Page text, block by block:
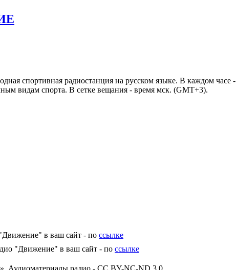
спортивная радиостанция на русском языке. В каждом
видам спорта. В сетке вещания - время мск. (GMT+3).
в ваш сайт - по ссылке
"Движение" в ваш сайт - по ссылке
Аудиоматериалы радио - CC BY-NC-ND 3.0